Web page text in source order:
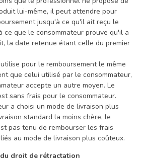
lui-même, il peut attendre pour
jusqu'à ce qu'il ait reçu le
ce que le consommateur prouve qu'il a
la date retenue étant celle du premier
pour le remboursement le même
que celui utilisé par le consommateur,
accepte un autre moyen. Le
sans frais pour le consommateur.
a choisi un mode de livraison plus
standard la moins chère, le
pas tenu de rembourser les frais
au mode de livraison plus coûteux.
droit de rétractation